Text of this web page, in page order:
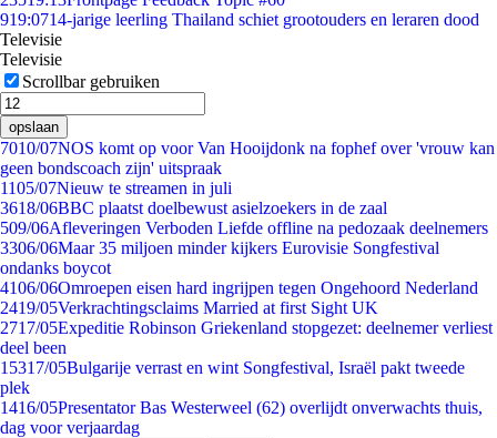
919:0714-jarige leerling Thailand schiet grootouders en leraren dood
Televisie
Televisie
Scrollbar gebruiken
opslaan
7010/07NOS komt op voor Van Hooijdonk na fophef over 'vrouw kan
geen bondscoach zijn' uitspraak
1105/07Nieuw te streamen in juli
3618/06BBC plaatst doelbewust asielzoekers in de zaal
509/06Afleveringen Verboden Liefde offline na pedozaak deelnemers
3306/06Maar 35 miljoen minder kijkers Eurovisie Songfestival
ondanks boycot
4106/06Omroepen eisen hard ingrijpen tegen Ongehoord Nederland
2419/05Verkrachtingsclaims Married at first Sight UK
2717/05Expeditie Robinson Griekenland stopgezet: deelnemer verliest
deel been
15317/05Bulgarije verrast en wint Songfestival, Israël pakt tweede
plek
1416/05Presentator Bas Westerweel (62) overlijdt onverwachts thuis,
dag voor verjaardag